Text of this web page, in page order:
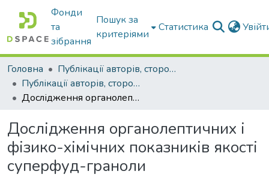
Фонди
та
зібрання
Пошук за
критеріями
Статистика
Головна
Публікації авторів, сторонніх університету
Публікації авторів, сторонніх університету
Дослідження органолептичних і фізико-хімічних показників якості суперфуд-граноли
Дослідження органолептичних і
фізико-хімічних показників якості
суперфуд-граноли